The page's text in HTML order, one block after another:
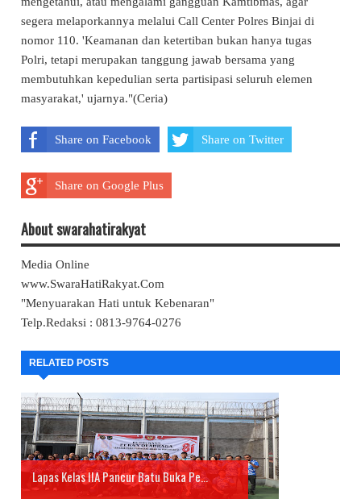
segera melaporkannya melalui Call Center Polres Binjai di
nomor 110. 'Keamanan dan ketertiban bukan hanya tugas
Polri, tetapi merupakan tanggung jawab bersama yang
membutuhkan kepedulian serta partisipasi seluruh elemen
masyarakat,' ujarnya."(Ceria)
Share on Facebook Share on Twitter
Share on Google Plus
About swarahatirakyat
Media Online
www.SwaraHatiRakyat.Com
"Menyuarakan Hati untuk Kebenaran"
Telp.Redaksi : 0813-9764-0276
RELATED POSTS
Lapas Kelas IIA Pancur Batu Buka Pe...